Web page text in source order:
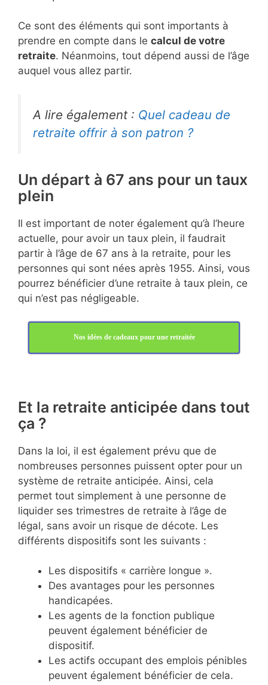
Ce sont des éléments qui sont importants à
prendre en compte dans le calcul de votre
retraite. Néanmoins, tout dépend aussi de l’âge
auquel vous allez partir.
A lire également : Quel cadeau de
retraite offrir à son patron ?
Un départ à 67 ans pour un taux
plein
Il est important de noter également qu’à l’heure
actuelle, pour avoir un taux plein, il faudrait
partir à l’âge de 67 ans à la retraite, pour les
personnes qui sont nées après 1955. Ainsi, vous
pourrez bénéficier d’une retraite à taux plein, ce
qui n’est pas négligeable.
Nos idées de cadeaux pour une retraitée
Et la retraite anticipée dans tout
ça ?
Dans la loi, il est également prévu que de
nombreuses personnes puissent opter pour un
système de retraite anticipée. Ainsi, cela
permet tout simplement à une personne de
liquider ses trimestres de retraite à l’âge de
légal, sans avoir un risque de décote. Les
différents dispositifs sont les suivants :
Les dispositifs « carrière longue ».
Des avantages pour les personnes
handicapées.
Les agents de la fonction publique
peuvent également bénéficier de
dispositif.
Les actifs occupant des emplois pénibles
peuvent également bénéficier de cela.